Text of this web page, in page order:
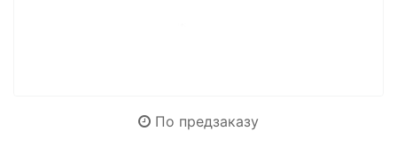
По предзаказу